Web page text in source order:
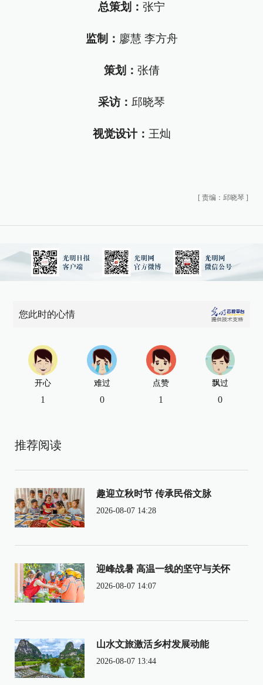
总策划： 张宁
监制： 廖慧 李方舟
策划： 张倩
采访： 邱晓琴
视觉设计： 王灿
[ 责编：邱晓琴 ]
您此时的心情
开心
1
难过
0
点赞
1
飘过
0
推荐阅读
趣迎立秋时节 传承民俗文脉
2026-08-07 14:28
迎峰战暑 高温一线的坚守与关怀
2026-08-07 14:07
山水文旅激活乡村发展动能
2026-08-07 13:44